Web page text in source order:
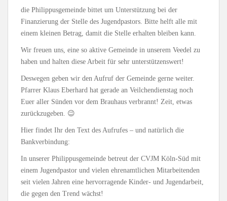
die Philippusgemeinde bittet um Unterstützung bei der
Finanzierung der Stelle des Jugendpastors. Bitte helft alle mit
einem kleinen Betrag, damit die Stelle erhalten bleiben kann.
Wir freuen uns, eine so aktive Gemeinde in unserem Veedel zu
haben und halten diese Arbeit für sehr unterstützenswert!
Deswegen geben wir den Aufruf der Gemeinde gerne weiter.
Pfarrer Klaus Eberhard hat gerade an Veilchendienstag noch
Euer aller Sünden vor dem Brauhaus verbrannt! Zeit, etwas
zurückzugeben. 😉
Hier findet Ihr den Text des Aufrufes – und natürlich die
Bankverbindung:
In unserer Philippusgemeinde betreut der CVJM Köln-Süd mit
einem Jugendpastor und vielen ehrenamtlichen Mitarbeitenden
seit vielen Jahren eine hervorragende Kinder- und Jugendarbeit,
die gegen den Trend wächst!